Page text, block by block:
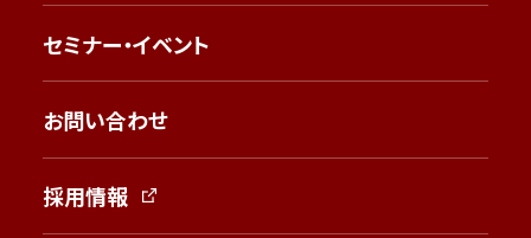
セミナー・イベント
お問い合わせ
採用情報